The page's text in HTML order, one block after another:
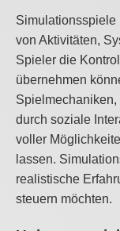
Simulationsspiele
von Aktivitäten,
Spieler die
übernehmen
durch soziale
voller
lassen.
realistische
steuern möchten.